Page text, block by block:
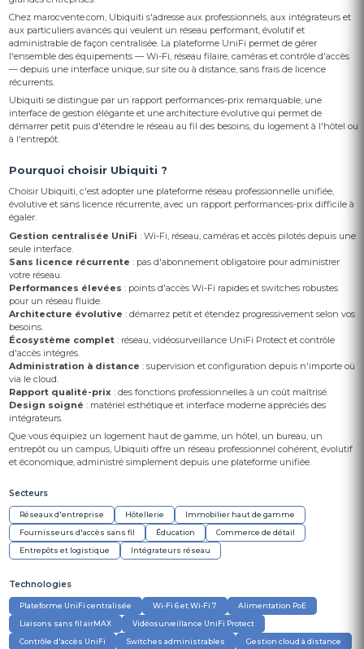
Chez marocvente.com, Ubiquiti s'adresse aux professionnels, aux intégrateurs et
aux particuliers avancés qui veulent un réseau performant, évolutif et
administrable de façon centralisée. La plateforme UniFi permet de gérer
l'ensemble des équipements — Wi-Fi, réseau filaire, caméras et contrôle d'accès
— depuis une interface unique, sur site ou à distance, sans frais de licence
récurrents.
Ubiquiti se distingue par un rapport performances-prix remarquable, une
interface de gestion élégante et une architecture évolutive qui permet de
démarrer petit puis d'étendre le réseau au fil des besoins, du logement à l'hôtel ou
à l'entrepôt.
Pourquoi choisir Ubiquiti ?
Choisir Ubiquiti, c'est adopter une plateforme réseau professionnelle unifiée,
évolutive et sans licence récurrente, avec un rapport performances-prix difficile à
égaler.
Gestion centralisée UniFi : Wi-Fi, réseau, caméras et accès pilotés depuis une
seule interface.
Sans licence récurrente : pas d'abonnement obligatoire pour administrer
votre réseau.
Performances élevées : points d'accès Wi-Fi rapides et switches robustes
pour un réseau fluide.
Architecture évolutive : démarrez petit et étendez progressivement selon vos
besoins.
Écosystème complet : réseau, vidéosurveillance UniFi Protect et contrôle
d'accès intégrés.
Administration à distance : supervision et configuration depuis n'importe où
via le cloud.
Rapport qualité-prix : des fonctions professionnelles à un coût maîtrisé.
Design soigné : matériel esthétique et interface moderne appréciés des
intégrateurs.
Que vous équipiez un logement haut de gamme, un hôtel, un bureau, un
entrepôt ou un campus, Ubiquiti offre un réseau professionnel cohérent, évolutif
et économique, administré simplement depuis une plateforme unifiée.
Secteurs
Réseaux d'entreprise Hôtellerie
Immobilier haut de gamme
Fournisseurs d'accès sans fil
Éducation
Commerce de détail
Entrepôts et logistique
Intégrateurs réseau
Technologies
Plateforme UniFi centralisée Wi-Fi 6 et Wi-Fi 7
Alimentation PoE
Liaisons sans fil airMAX
Vidéosurveillance UniFi Protect
Contrôle d'accès UniFi
Switches administrables Gestion cloud à distance